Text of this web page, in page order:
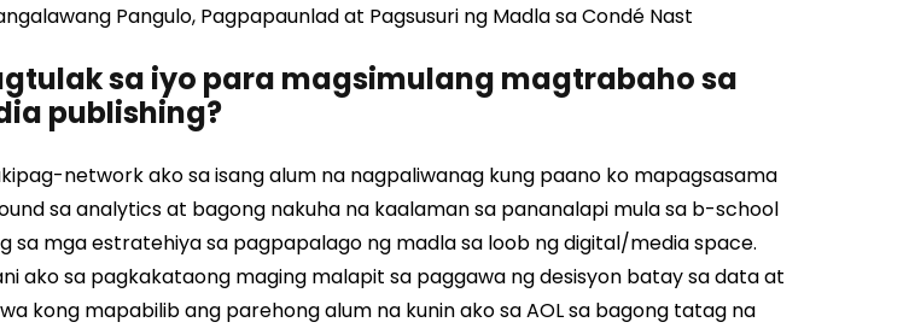
Pangulo, Pagpapaunlad at Pagsusuri ng Madla sa Condé Nast
sa iyo para magsimulang magtrabaho sa
publishing?
network ako sa isang alum na nagpaliwanag kung paano ko mapagsasama
sa analytics at bagong nakuha na kaalaman sa pananalapi mula sa b-school
sa mga estratehiya sa pagpapalago ng madla sa loob ng digital/media space.
ako sa pagkakataong maging malapit sa paggawa ng desisyon batay sa data at
kong mapabilib ang parehong alum na kunin ako sa AOL sa bagong tatag na